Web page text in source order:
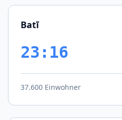
Batī
23:16
37.600 Einwohner